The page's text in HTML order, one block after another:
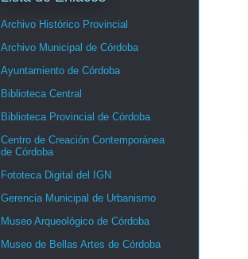
Archivo Histórico Provincial
Archivo Municipal de Córdoba
Ayuntamiento de Córdoba
Biblioteca Central
Biblioteca Provincial de Córdoba
Centro de Creación Contemporánea
de Córdoba
Fototeca Digital del IGN
Gerencia Municipal de Urbanismo
Museo Arqueológico de Córdoba
Museo de Bellas Artes de Córdoba